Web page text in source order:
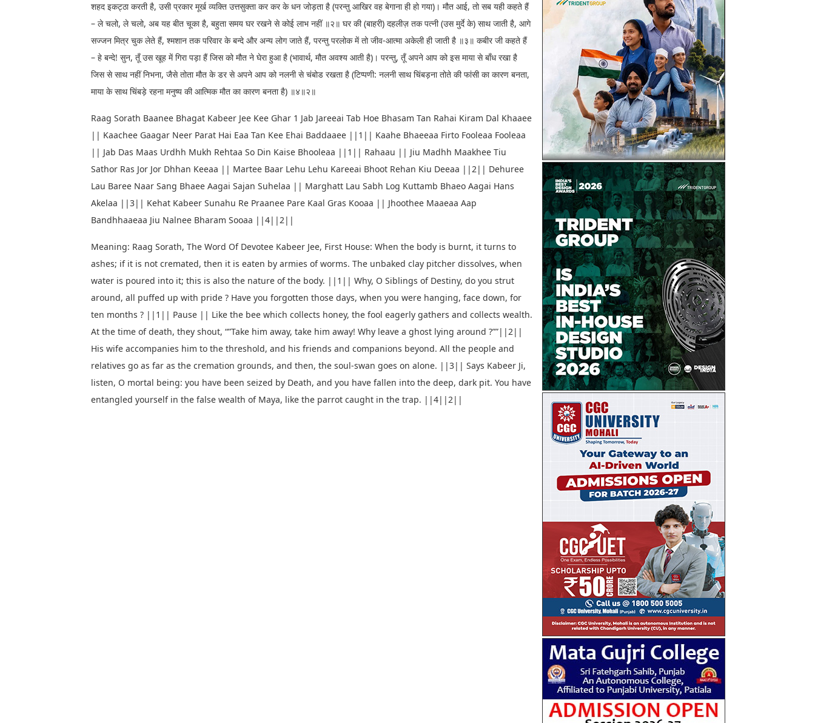
शहद इकट्ठा करती है, उसी प्रकार मूर्ख व्यक्ति उत्तसुक्ता कर कर के धन जोड़ता है (परन्तु आखिर वह बेगाना ही हो गया)। मौत आई, तो सब यही कहते हैं
– ले चलो, ले चलो, अब यह बीत चूका है, बहुता समय घर रखने से कोई लाभ नहीं ॥२॥ घर की (बाहरी) दहलीज़ तक पत्नी (उस मुर्दे के) साथ जाती है, आगे
सज्जन मित्र चुक लेते हैं, श्मशान तक परिवार के बन्दे और अन्य लोग जाते हैं, परन्तु परलोक में तो जीव-आत्मा अकेली ही जाती है ॥३॥ कबीर जी कहते हैं
– हे बन्दे! सुन, तूँ उस खूह में गिरा पड़ा हैं जिस को मौत ने घेरा हुआ है (भावार्थ, मौत अवश्य आती है)। परन्तु, तूँ अपने आप को इस माया से बाँध रखा है
जिस से साथ नहीं निभना, जैसे तोता मौत के डर से अपने आप को नलनी से चंबोड रखता है (टिप्पणी: नलनी साथ चिंबड़ना तोते की फांसी का कारण बनता,
माया के साथ चिंबड़े रहना मनुष्य की आत्मिक मौत का कारण बनता है) ॥४॥२॥
Raag Sorath Baanee Bhagat Kabeer Jee Kee Ghar 1 Jab Jareeai Tab Hoe Bhasam Tan Rahai Kiram Dal Khaaee
|| Kaachee Gaagar Neer Parat Hai Eaa Tan Kee Ehai Baddaaee ||1|| Kaahe Bhaeeaa Firto Fooleaa Fooleaa
|| Jab Das Maas Urdhh Mukh Rehtaa So Din Kaise Bhooleaa ||1|| Rahaau || Jiu Madhh Maakhee Tiu
Sathor Ras Jor Jor Dhhan Keeaa || Martee Baar Lehu Lehu Kareeai Bhoot Rehan Kiu Deeaa ||2|| Dehuree
Lau Baree Naar Sang Bhaee Aagai Sajan Suhelaa || Marghatt Lau Sabh Log Kuttamb Bhaeo Aagai Hans
Akelaa ||3|| Kehat Kabeer Sunahu Re Praanee Pare Kaal Gras Kooaa || Jhoothee Maaeaa Aap
Bandhhaaeaa Jiu Nalnee Bharam Sooaa ||4||2||
Meaning: Raag Sorath, The Word Of Devotee Kabeer Jee, First House: When the body is burnt, it turns to
ashes; if it is not cremated, then it is eaten by armies of worms. The unbaked clay pitcher dissolves, when
water is poured into it; this is also the nature of the body. ||1|| Why, O Siblings of Destiny, do you strut
around, all puffed up with pride ? Have you forgotten those days, when you were hanging, face down, for
ten months ? ||1|| Pause || Like the bee which collects honey, the fool eagerly gathers and collects wealth.
At the time of death, they shout, “”Take him away, take him away! Why leave a ghost lying around ?””||2||
His wife accompanies him to the threshold, and his friends and companions beyond. All the people and
relatives go as far as the cremation grounds, and then, the soul-swan goes on alone. ||3|| Says Kabeer Ji,
listen, O mortal being: you have been seized by Death, and you have fallen into the deep, dark pit. You have
entangled yourself in the false wealth of Maya, like the parrot caught in the trap. ||4||2||